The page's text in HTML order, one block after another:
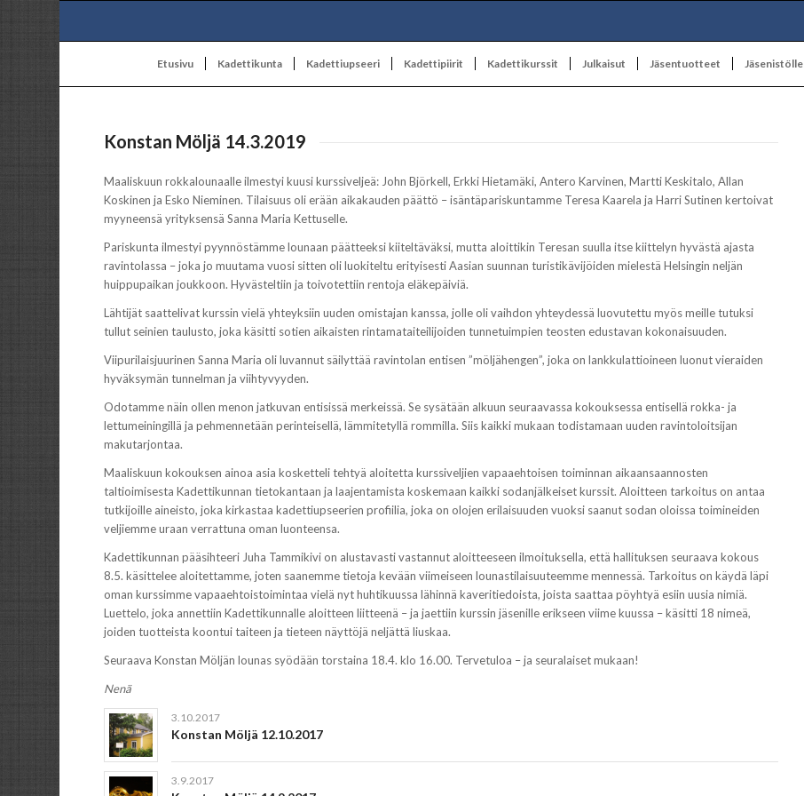
Etusivu Kadettikunta Kadettiupseeri Kadettipiirit Kadettikurssit Julkaisut Jäsentuotteet Jäsenistölle
Konstan Möljä 14.3.2019
Maaliskuun rokkalounaalle ilmestyi kuusi kurssiveljeä: John Björkell, Erkki Hietamäki, Antero Karvinen, Martti Keskitalo, Allan
Koskinen ja Esko Nieminen. Tilaisuus oli erään aikakauden päättö – isäntäpariskuntamme Teresa Kaarela ja Harri Sutinen kertoivat
myyneensä yrityksensä Sanna Maria Kettuselle.
Pariskunta ilmestyi pyynnöstämme lounaan päätteeksi kiiteltäväksi, mutta aloittikin Teresan suulla itse kiittelyn hyvästä ajasta
ravintolassa – joka jo muutama vuosi sitten oli luokiteltu erityisesti Aasian suunnan turistikävijöiden mielestä Helsingin neljän
huippupaikan joukkoon. Hyvästeltiin ja toivotettiin rentoja eläkepäiviä.
Lähtijät saattelivat kurssin vielä yhteyksiin uuden omistajan kanssa, jolle oli vaihdon yhteydessä luovutettu myös meille tutuksi
tullut seinien taulusto, joka käsitti sotien aikaisten rintamataiteilijoiden tunnetuimpien teosten edustavan kokonaisuuden.
Viipurilaisjuurinen Sanna Maria oli luvannut säilyttää ravintolan entisen ”möljähengen”, joka on lankkulattioineen luonut vieraiden
hyväksymän tunnelman ja viihtyvyyden.
Odotamme näin ollen menon jatkuvan entisissä merkeissä. Se sysätään alkuun seuraavassa kokouksessa entisellä rokka- ja
lettumeiningillä ja pehmennetään perinteisellä, lämmitetyllä rommilla. Siis kaikki mukaan todistamaan uuden ravintoloitsijan
makutarjontaa.
Maaliskuun kokouksen ainoa asia kosketteli tehtyä aloitetta kurssiveljien vapaaehtoisen toiminnan aikaansaannosten
taltioimisesta Kadettikunnan tietokantaan ja laajentamista koskemaan kaikki sodanjälkeiset kurssit. Aloitteen tarkoitus on antaa
tutkijoille aineisto, joka kirkastaa kadettiupseerien profiilia, joka on olojen erilaisuuden vuoksi saanut sodan oloissa toimineiden
veljiemme uraan verrattuna oman luonteensa.
Kadettikunnan pääsihteeri Juha Tammikivi on alustavasti vastannut aloitteeseen ilmoituksella, että hallituksen seuraava kokous
8.5. käsittelee aloitettamme, joten saanemme tietoja kevään viimeiseen lounastilaisuuteemme mennessä. Tarkoitus on käydä läpi
oman kurssimme vapaaehtoistoimintaa vielä nyt huhtikuussa lähinnä kaveritiedoista, joista saattaa pöyhtyä esiin uusia nimiä.
Luettelo, joka annettiin Kadettikunnalle aloitteen liitteenä – ja jaettiin kurssin jäsenille erikseen viime kuussa – käsitti 18 nimeä,
joiden tuotteista koontui taiteen ja tieteen näyttöjä neljättä liuskaa.
Seuraava Konstan Möljän lounas syödään torstaina 18.4. klo 16.00. Tervetuloa – ja seuralaiset mukaan!
Nenä
3.10.2017
Konstan Möljä 12.10.2017
3.9.2017